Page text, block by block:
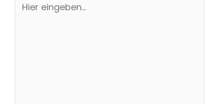
eingeben…